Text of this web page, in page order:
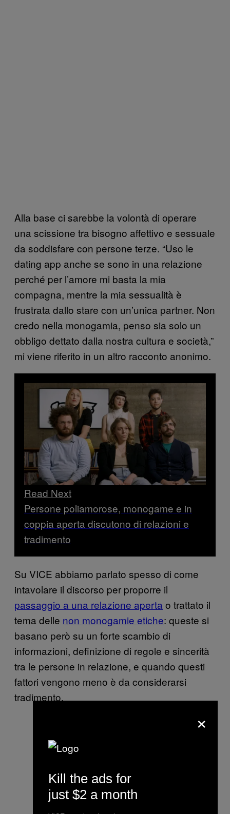
Alla base ci sarebbe la volontà di operare
una scissione tra bisogno affettivo e sessuale
da soddisfare con persone terze. “Uso le
dating app anche se sono in una relazione
perché per l’amore mi basta la mia
compagna, mentre la mia sessualità è
frustrata dallo stare con un’unica partner. Non
credo nella monogamia, penso sia solo un
obbligo dettato dalla nostra cultura e società,”
mi viene riferito in un altro racconto anonimo.
Read Next
Persone poliamorose, monogame e in
coppia aperta discutono di relazioni e
tradimento
Su VICE abbiamo parlato spesso di come
intavolare il discorso per proporre il
passaggio a una relazione aperta o trattato il
tema delle non monogamie etiche: queste si
basano però su un forte scambio di
informazioni, definizione di regole e sincerità
tra le persone in relazione, e quando questi
fattori vengono meno è da considerarsi
tradimento.
×
Kill the ads for
just $2 a month